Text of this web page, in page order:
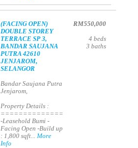
(FACING OPEN)
DOUBLE STOREY
TERRACE SP 3,
BANDAR SAUJANA
PUTRA 42610
JENJAROM,
SELANGOR
Bandar Saujana Putra
Jenjarom,
Property Details :
==============
-Leasehold Bumi -
Facing Open -Build up
: 1,800 sqft...More
Info
RM550,000
4 beds
3 baths